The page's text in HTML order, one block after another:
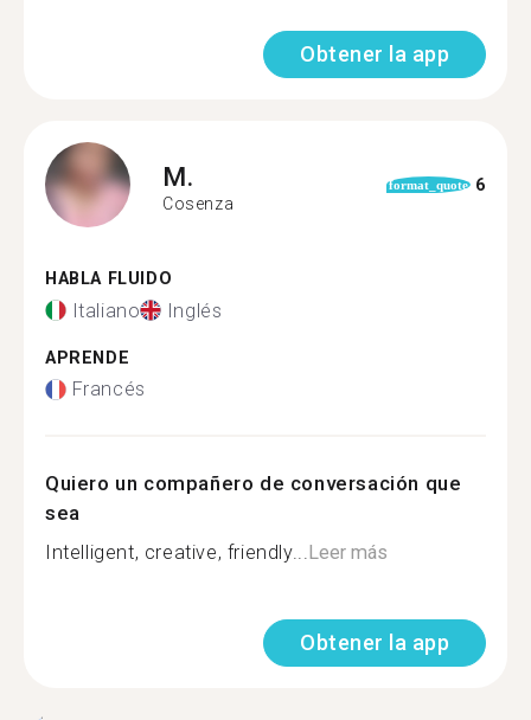
Obtener la app
M.
Cosenza
format_quote 6
HABLA FLUIDO
Italiano Inglés
APRENDE
Francés
Quiero un compañero de conversación que
sea
Intelligent, creative, friendly...Leer más
Obtener la app